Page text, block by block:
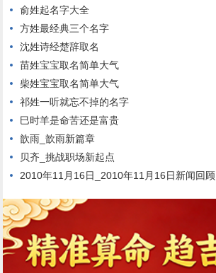
俞姓起名字大全
方姓最经典三个名字
沈姓诗经楚辞取名
苗姓宝宝取名简单大气
柴姓宝宝取名简单大气
祁姓一听就忘不掉的名字
巳时羊是命苦还是富贵
歆雨_歆雨新篇章
贝齐_挑战职场新起点
2010年11月16日_2010年11月16日新闻回顾